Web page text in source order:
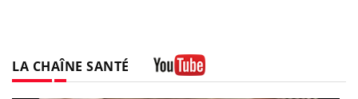
LA CHAÎNE SANTÉ